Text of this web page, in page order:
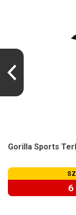
Gorilla Sports
6